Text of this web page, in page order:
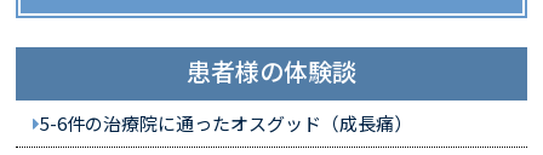
患者様の体験談
5-6件の治療院に通ったオスグッド（成長痛）